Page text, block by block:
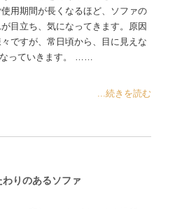
用期間が長くなるほど、ソファの
目立ち、気になってきます。原因
々ですが、常日頃から、目に見えな
なっていきます。 ……
...続きを読む
わりのあるソファ